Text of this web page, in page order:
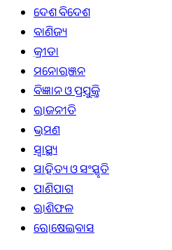
ଦେଶ ବିଦେଶ
ବାଣିଜ୍ୟ
କ୍ରୀଡା
ମନୋରଞ୍ଜନ
ବିଜ୍ଞାନ ଓ ପ୍ରଯୁକ୍ତି
ରାଜନୀତି
ଭ୍ରମଣ
ସ୍ୱାସ୍ଥ୍ୟ
ସାହିତ୍ୟ ଓ ସଂସ୍କୃତି
ପାଣିପାଗ
ରାଶିଫଳ
ରୋଷେଇବାସ